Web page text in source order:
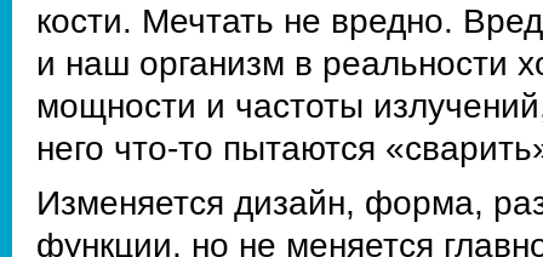
кости. Мечтать не вредно.
и наш организм в реальности
мощности и частоты
него что-то пытаются
Изменяется дизайн, форма,
функции, но не меняется